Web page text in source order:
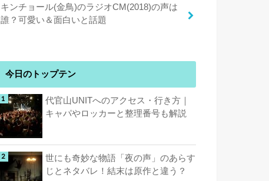
キンチョール(金鳥)のラジオCM(2018)の声は
誰？可愛い＆面白いと話題
今日のトップテン
代官山UNITへのアクセス・行き方｜
キャパやロッカーと整理番号も解説
世にも奇妙な物語「夜の声」のあらす
じとネタバレ！結末は原作と違う？